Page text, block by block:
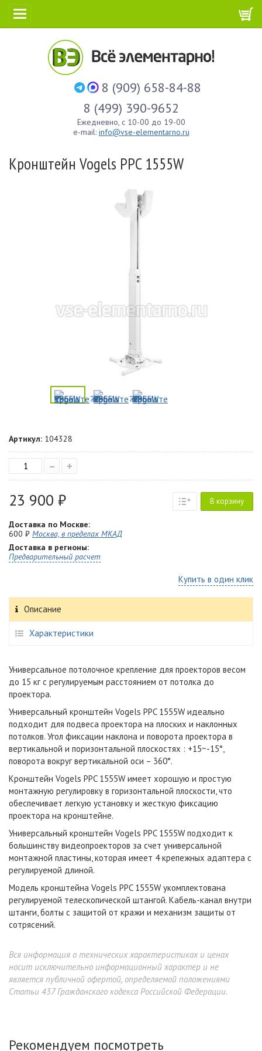
8 (909) 658-84-88
8 (499) 390-9652
Ежедневно, с 10-00 до 19-00
e-mail: info@vse-elementarno.ru
Кронштейн Vogels PPC 1555W
Артикул: 104328
– +
23 900 ₽ В корзину
Доставка по Москве:
600 ₽ Москва, в пределах МКАД
Доставка в регионы:
Предварительный расчет
Купить в один клик
Описание
Характеристики
Универсальное потолочное крепление для проекторов весом
до 15 кг c регулируемым расстоянием от потолка до
проектора.
Универсальный кронштейн Vogels PPC 1555W идеально
подходит для подвеса проектора на плоских и наклонных
потолков. Угол фиксации наклона и поворота проектора в
вертикальной и поризонтальной плоскостях : +15~-15°,
поворота вокруг вертикальной оси – 360°.
Кронштейн Vogels PPC 1555W имеет хорошую и простую
монтажную регулировку в горизонтальной плоскости, что
обеспечивает легкую установку и жесткую фиксацию
проектора на кронштейне.
Универсальный кронштейн Vogels PPC 1555W подходит к
большинству видеопроекторов за счет универсальной
монтажной пластины, которая имеет 4 крепежных адаптера с
регулируемой длиной.
Модель кронштейна Vogels PPC 1555W укомплектована
регулируемой телескопической штангой. Кабель-канал внутри
штанги, болты с защитой от кражи и механизм защиты от
сотрясений.
Вся информация о технических характеристиках и ценах
носит исключительно информационный характер и не
является публичной офертой, определяемой положениями
Статьи 437 Гражданского кодекса Российской Федерации.
Рекомендуем посмотреть